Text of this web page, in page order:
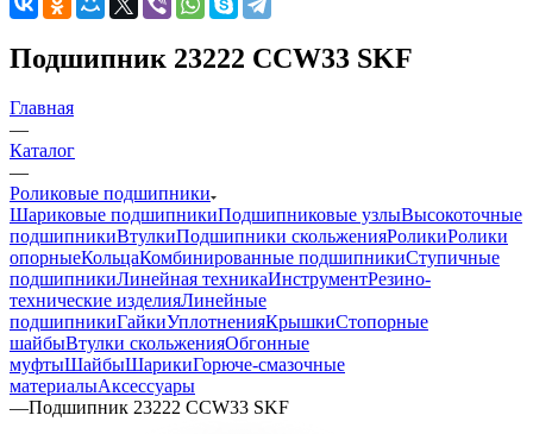
Подшипник 23222 CCW33 SKF
Главная
—
Каталог
—
Роликовые подшипники
Шариковые подшипникиПодшипниковые узлыВысокоточные
подшипникиВтулкиПодшипники скольженияРоликиРолики
опорныеКольцаКомбинированные подшипникиСтупичные
подшипникиЛинейная техникаИнструментРезино-
технические изделияЛинейные
подшипникиГайкиУплотненияКрышкиСтопорные
шайбыВтулки скольженияОбгонные
муфтыШайбыШарикиГорюче-смазочные
материалыАксессуары
—Подшипник 23222 CCW33 SKF